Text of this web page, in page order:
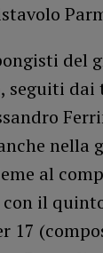
del
, seguiti dai
nella
al
il
17